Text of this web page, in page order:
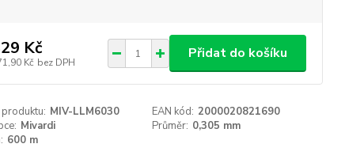
Kč
Kč bez DPH
Přidat do košíku
MIV-LLM6030 EAN kód: 2000020821690
Mivardi Průměr: 0,305 mm
600 m